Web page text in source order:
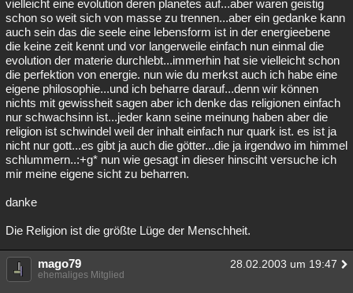
vielleicht eine evolution deren planetes auf...aber waren geistig
schon so weit sich von masse zu trennen...aber ein gedanke kann
auch sein das die seele eine lebensform ist in der energieebene
die keine zeit kennt und vor langerweile einfach nun einmal die
evolution der materie durchlebt...immerhin hat sie vielleicht schon
die perfektion von energie. nun wie du merkst auch ich habe eine
eigene philosophie...und ich beharre darauf...denn wir können
nichts mit gewissheit sagen aber ich denke das religionen einfach
nur schwachsinn ist...jeder kann seine meinung haben aber die
religion ist schwindel weil der inhalt einfach nur quark ist. es ist ja
nicht nur gott...es gibt ja auch die götter...die ja irgendwo im himmel
schlummern..:+g* nun wie gesagt in dieser hinsciht versuche ich
mir meine eigene sicht zu beharren.
danke
Die Religion ist die größte Lüge der Menschheit.
mago79 28.02.2003 um 19:47
ehemaliges Mitglied